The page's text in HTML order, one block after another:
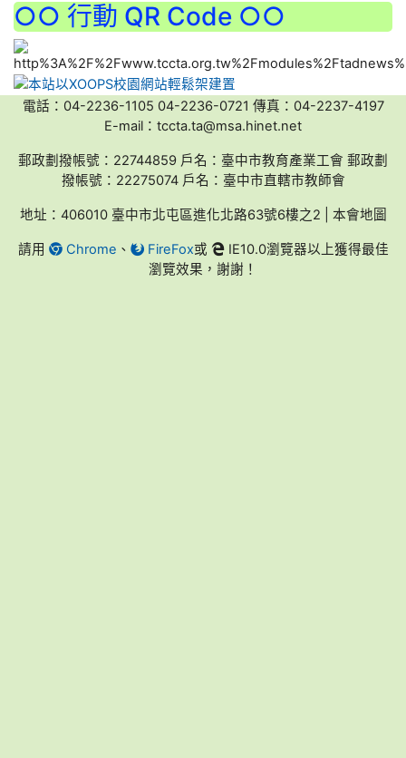
○○ 行動 QR Code ○○
電話：04-2236-1105 04-2236-0721 傳真：04-2237-4197
E-mail：tccta.ta@msa.hinet.net
郵政劃撥帳號：22744859 戶名：臺中市教育產業工會 郵政劃
撥帳號：22275074 戶名：臺中市直轄市教師會
地址：406010 臺中市北屯區進化北路63號6樓之2 | 本會地圖
請用 Chrome 、 FireFox或
IE10.0瀏覽器以上獲得最佳
瀏覽效果，謝謝！